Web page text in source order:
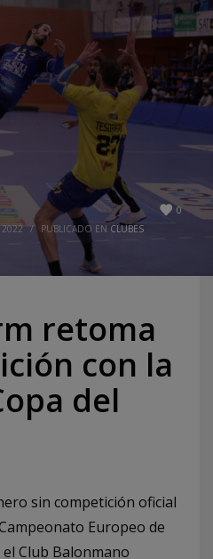
0
2022 / PUBLICADO EN CLUBES
retoma
con la
del
sin competición oficial
Europeo de
Club Balonmano